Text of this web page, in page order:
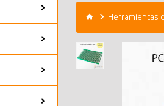
Herramientas